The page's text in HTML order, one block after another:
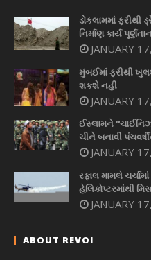
ડોકલામમાં
નિર્માણ કાર્ય
JANUARY
મુંબઈમાં ફરીથી
શકશે નહીં
JANUARY
ઈસ્લામને
ચીને બનાવી
JANUARY
રફાલ મામલે
હેલિકોપ્ટરમાંથી
JANUARY
ABOUT REVOI